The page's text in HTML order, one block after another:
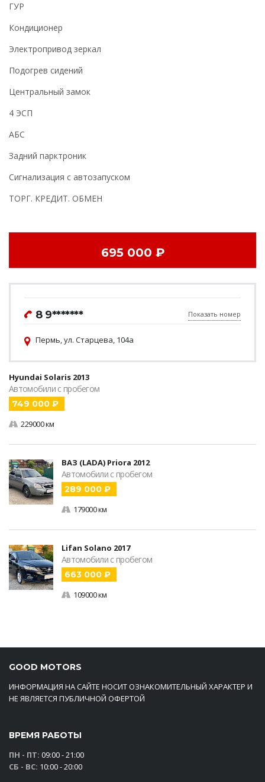
ГУР
Кондиционер
Электропривод зеркал
Подогрев сидений
Центральный замок
4 ЭСП
АБС
Задний парктроник
Сигнализация с автозапуском
ТОРГ. КРЕДИТ. ОБМЕН
695 000 ₽
8 9******* Показать номер
Пермь, ул. Старцева, 104а
Hyundai Solaris 2013
Автомобили с пробегом
749 000 ₽
229000 км
ВАЗ (LADA) Priora 2012
Автомобили с пробегом
289 000 ₽
179000 км
Lifan Solano 2017
Автомобили с пробегом
663 000 ₽
109000 км
GOOD MOTORS
ИНФОРМАЦИЯ НА САЙТЕ НОСИТ ОЗНАКОМИТЕЛЬНЫЙ ХАРАКТЕР И
НЕ ЯВЛЯЕТСЯ ПУБЛИЧНОЙ ОФЕРТОЙ
ВРЕМЯ РАБОТЫ
ПН - ПТ: 09:00 - 21:00
СБ - ВС: 10:00 - 20:00